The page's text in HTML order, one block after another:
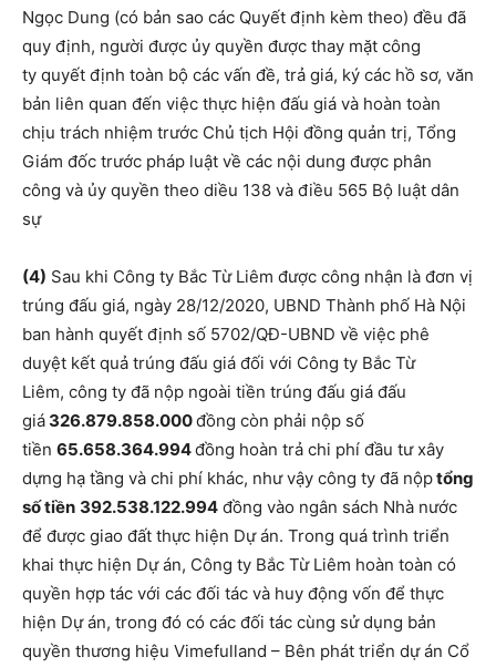
Ngọc Dung (có bản sao các Quyết định kèm theo) đều đã
quy định, người được ủy quyền được thay mặt công
ty quyết định toàn bộ các vấn đề, trả giá, ký các hồ sơ, văn
bản liên quan đến việc thực hiện đấu giá và hoàn toàn
chịu trách nhiệm trước Chủ tịch Hội đồng quản trị, Tổng
Giám đốc trước pháp luật về các nội dung được phân
công và ủy quyền theo diều 138 và điều 565 Bộ luật dân
sự
(4) Sau khi Công ty Bắc Từ Liêm được công nhận là đơn vị
trúng đấu giá, ngày 28/12/2020, UBND Thành phố Hà Nội
ban hành quyết định số 5702/QĐ-UBND về việc phê
duyệt kết quả trúng đấu giá đối với Công ty Bắc Từ
Liêm, công ty đã nộp ngoài tiền trúng đấu giá đấu
giá 326.879.858.000đồng còn phải nộp số
tiền 65.658.364.994đồng hoàn trả chi phí đầu tư xây
dựng hạ tầng và chi phí khác, như vậy công ty đã nộptổng
số tiền 392.538.122.994 đồng vào ngân sách Nhà nước
để được giao đất thực hiện Dự án. Trong quá trình triển
khai thực hiện Dự án, Công ty Bắc Từ Liêm hoàn toàn có
quyền hợp tác với các đối tác và huy động vốn để thực
hiện Dự án, trong đó có các đối tác cùng sử dụng bản
quyền thương hiệu Vimefulland – Bên phát triển dự án Cổ